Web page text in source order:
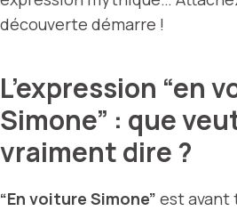
découverte démarre !
L’expression “en
Simone” : que
vraiment dire ?
“En voiture Simone” est avant